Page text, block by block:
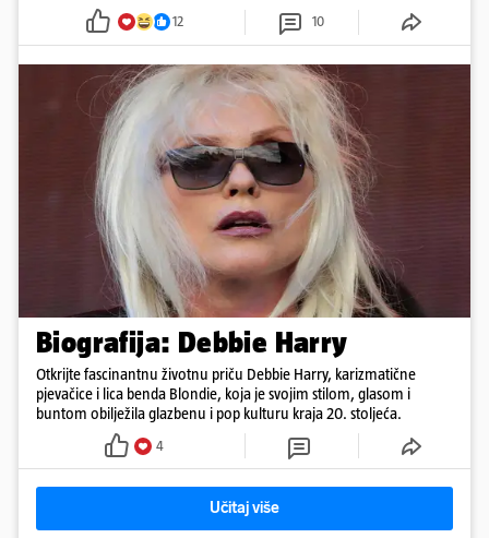
12 10
Biografija: Debbie Harry
Otkrijte fascinantnu životnu priču Debbie Harry, karizmatične
pjevačice i lica benda Blondie, koja je svojim stilom, glasom i
buntom obilježila glazbenu i pop kulturu kraja 20. stoljeća.
4
Učitaj više